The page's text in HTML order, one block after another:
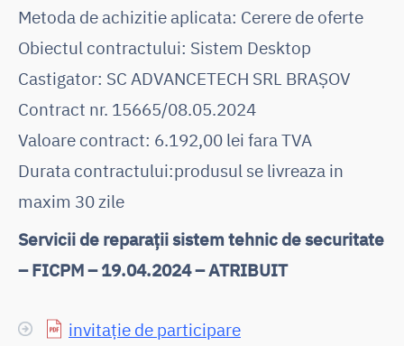
Metoda de achizitie aplicata: Cerere de oferte
Obiectul contractului: Sistem Desktop
Castigator: SC ADVANCETECH SRL BRAȘOV
Contract nr. 15665/08.05.2024
Valoare contract: 6.192,00 lei fara TVA
Durata contractului:produsul se livreaza in
maxim 30 zile
Servicii de reparații sistem tehnic de securitate
– FICPM – 19.04.2024 – ATRIBUIT
invitație de participare